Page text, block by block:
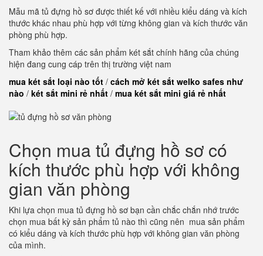
Mẫu mã tủ đựng hồ sơ được thiết kế với nhiều kiểu dáng và kích
thước khác nhau phù hợp với từng không gian và kích thước văn
phòng phù hợp.
Tham khảo thêm các sản phẩm két sắt chính hãng của chúng
hiện đang cung cáp trên thị trường việt nam
mua két sắt loại nào tốt / cách mở két sắt welko safes như
nào / két sắt mini rẻ nhất / mua két sắt mini giá rẻ nhất
Chọn mua tủ đựng hồ sơ có
kích thước phù hợp với không
gian văn phòng
Khi lựa chọn mua tủ đựng hồ sơ bạn cần chắc chắn nhớ trước
chọn mua bất kỳ sản phẩm tủ nào thì cũng nên mua sản phẩm
có kiểu dáng và kích thước phù hợp với không gian văn phòng
của mình.